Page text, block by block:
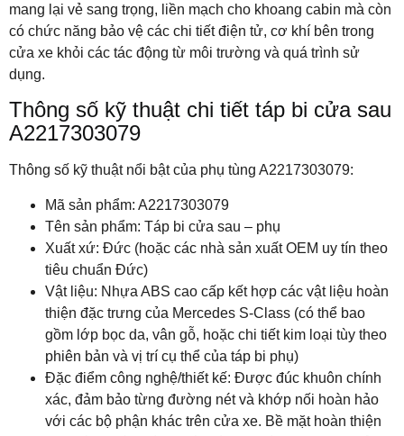
mang lại vẻ sang trọng, liền mạch cho khoang cabin mà còn
có chức năng bảo vệ các chi tiết điện tử, cơ khí bên trong
cửa xe khỏi các tác động từ môi trường và quá trình sử
dụng.
Thông số kỹ thuật chi tiết táp bi cửa sau
A2217303079
Thông số kỹ thuật nổi bật của phụ tùng A2217303079:
Mã sản phẩm: A2217303079
Tên sản phẩm: Táp bi cửa sau – phụ
Xuất xứ: Đức (hoặc các nhà sản xuất OEM uy tín theo
tiêu chuẩn Đức)
Vật liệu: Nhựa ABS cao cấp kết hợp các vật liệu hoàn
thiện đặc trưng của Mercedes S-Class (có thể bao
gồm lớp bọc da, vân gỗ, hoặc chi tiết kim loại tùy theo
phiên bản và vị trí cụ thể của táp bi phụ)
Đặc điểm công nghệ/thiết kế: Được đúc khuôn chính
xác, đảm bảo từng đường nét và khớp nối hoàn hảo
với các bộ phận khác trên cửa xe. Bề mặt hoàn thiện